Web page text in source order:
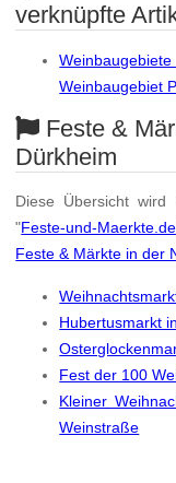
verknüpfte
Weinbaugebiet
Feste &
Dürkheim
Diese Übersicht wird
"Feste-und-Maerkte.de
Feste & Märkte in der
Hubertusmarkt
Fest der 100
Kleiner
Weinstraße